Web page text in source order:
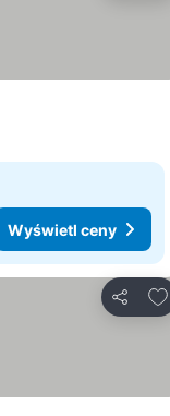
Wyświetl ceny